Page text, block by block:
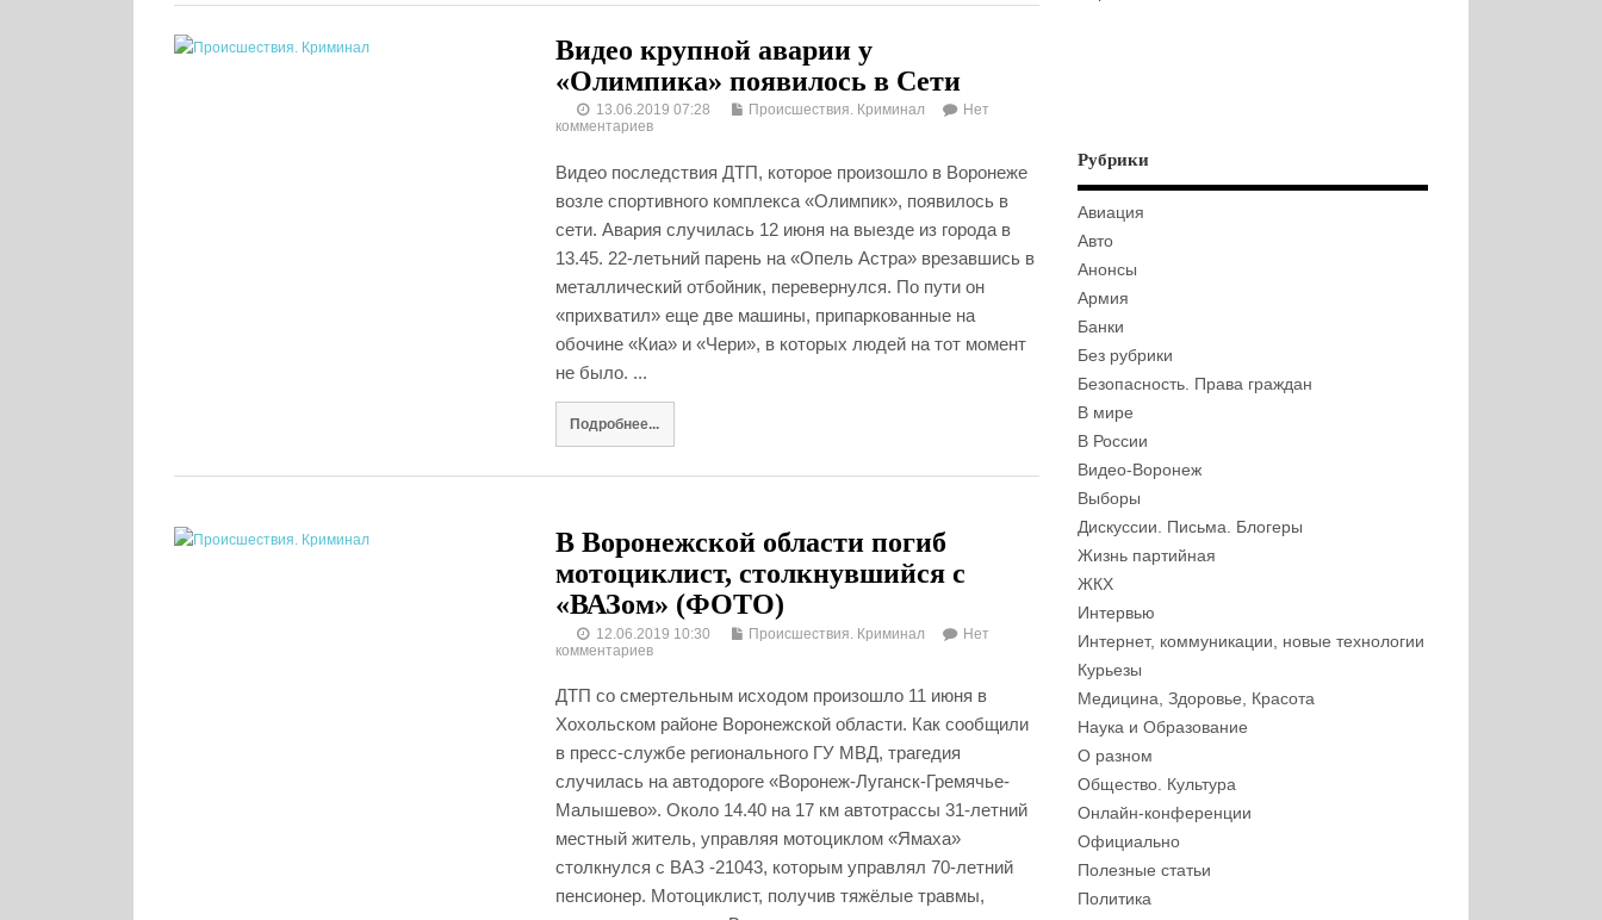
Видео крупной аварии у
«Олимпика» появилось в Сети
13.06.2019 07:28 Происшествия. Криминал
Нет
комментариев
Видео последствия ДТП, которое произошло в Воронеже
возле спортивного комплекса «Олимпик», появилось в
сети. Авария случилась 12 июня на выезде из города в
13.45. 22-летьний парень на «Опель Астра» врезавшись в
металлический отбойник, перевернулся. По пути он
«прихватил» еще две машины, припаркованные на
обочине «Киа» и «Чери», в которых людей на тот момент
не было. ...
Подробнее...
В Воронежской области погиб
мотоциклист, столкнувшийся с
«ВАЗом» (ФОТО)
12.06.2019 10:30 Происшествия. Криминал
Нет
комментариев
ДТП со смертельным исходом произошло 11 июня в
Хохольском районе Воронежской области. Как сообщили
в пресс-службе регионального ГУ МВД, трагедия
случилась на автодороге «Воронеж-Луганск-Гремячье-
Малышево». Около 14.40 на 17 км автотрассы 31-летний
местный житель, управляя мотоциклом «Ямаха»
столкнулся с ВАЗ -21043, которым управлял 70-летний
пенсионер. Мотоциклист, получив тяжёлые травмы,
Рубрики
Авиация
Авто
Анонсы
Армия
Банки
Без рубрики
Безопасность. Права граждан
В мире
В России
Видео-Воронеж
Выборы
Дискуссии. Письма. Блогеры
Жизнь партийная
ЖКХ
Интервью
Интернет, коммуникации, новые технологии
Курьезы
Медицина, Здоровье, Красота
Наука и Образование
О разном
Общество. Культура
Онлайн-конференции
Официально
Полезные статьи
Политика